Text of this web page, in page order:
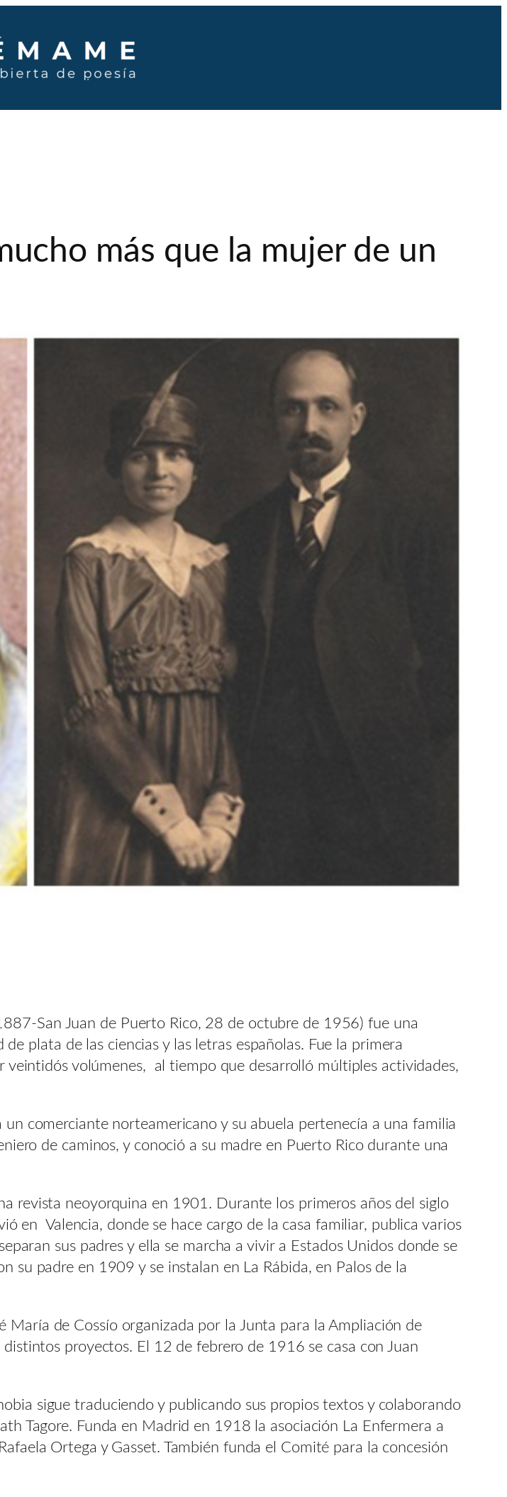
más que la mujer de un
San Juan de Puerto Rico, 28 de octubre de 1956) fue una
plata de las ciencias y las letras españolas. Fue la primera
volúmenes, ​ al tiempo que desarrolló múltiples actividades,
comerciante norteamericano y su abuela pertenecía a una familia
de caminos, y conoció a su madre en Puerto Rico durante una
revista neoyorquina en 1901. Durante los primeros años del siglo
en Valencia, donde se hace cargo de la casa familiar, publica varios
sus padres y ella se marcha a vivir a Estados Unidos donde se
su padre en 1909 y se instalan en La Rábida, en Palos de la
María de Cossío organizada por la Junta para la Ampliación de
proyectos. El 12 de febrero de 1916 se casa con Juan
sigue traduciendo y publicando sus propios textos y colaborando
Tagore. Funda en Madrid en 1918 la asociación La Enfermera a
Ortega y Gasset. También funda el Comité para la concesión